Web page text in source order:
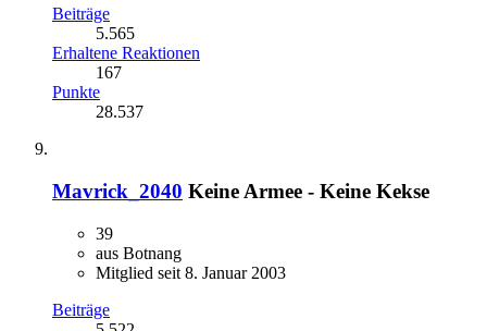
Beiträge
5.565
Erhaltene Reaktionen
167
Punkte
28.537
Mavrick_2040 Keine Armee - Keine Kekse
39
aus Botnang
Mitglied seit 8. Januar 2003
Beiträge